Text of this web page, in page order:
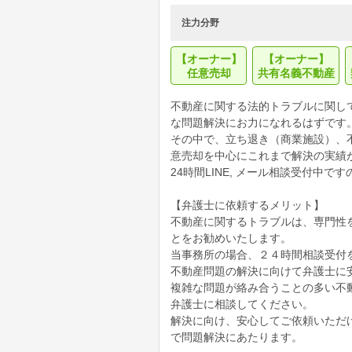
注力分野
【オーナー】
任意売却
【オーナー】
共有名義不動産
不動産に関する法的トラブルに関
な問題解決にお力になれるはずです
その中で、立ち退き（商業施設）
意売却を中心にこれまで解決の実績
24時間LINE, メール相談受付中で
【弁護士に依頼するメリット】
不動産に関するトラブルは、専門
とをお勧めいたします。
当事務所の場合、２４時間相談受
不動産問題の解決に向けて弁護士
複雑な問題が絡み合うことの多い
弁護士に相談してください。
解決に向け、安心してご依頼いた
で問題解決にあたります。